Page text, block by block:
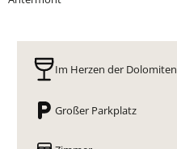
Im Herzen der Dolomiten
Großer Parkplatz